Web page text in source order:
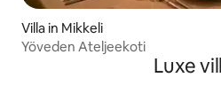
Villa in Mikkeli
Yöveden Ateljeekoti
Luxe